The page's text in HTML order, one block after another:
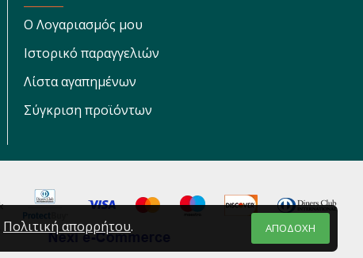
Ο Λογαριασμός μου
Ιστορικό παραγγελιών
Λίστα αγαπημένων
Σύγκριση προϊόντων
ΑΠΟΔΟΧΗ
Πολιτική απορρήτου.